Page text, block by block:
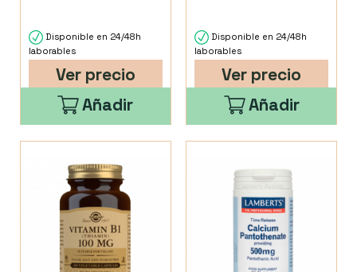
Disponible en 24/48h
laborables
Ver precio
Añadir
Disponible en 24/48h
laborables
Ver precio
Añadir